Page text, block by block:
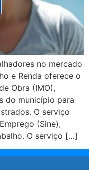
no mercado
e Renda oferece o
Obra (IMO),
do município para
O serviço
(Sine),
O serviço […]